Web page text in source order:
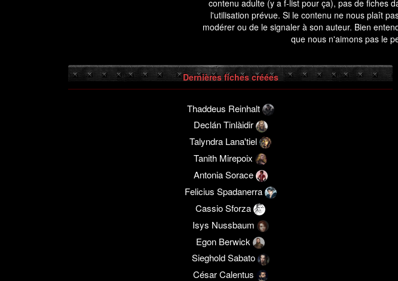
contenu adulte (y a f-list pour ça), pas de fiches
l'utilisation prévue. Si le contenu ne nous plaît
modérer ou de le signaler à son auteur. Bien
que nous n'aimons pas le
Dernières fiches créées
Thaddeus Reinhalt
Declán Tinlàidir
Talyndra Lana'tiel
Tanith Mirepoix
Antonia Sorace
Felicius Spadanerra
Cassio Sforza
Isys Nussbaum
Egon Berwick
Sieghold Sabato
César Calentus